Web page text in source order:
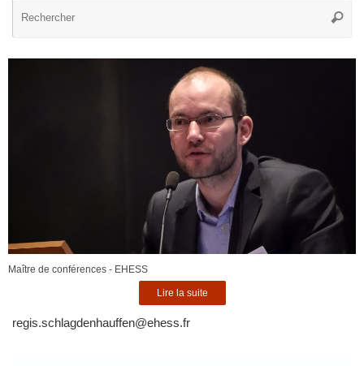
Maître de conférences - EHESS
Lire la suite
regis.schlagdenhauffen@ehess.fr